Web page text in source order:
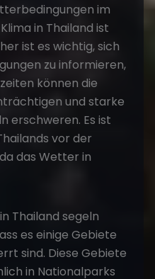
im
in Thailand ist
ist es wichtig, sich
zu informieren,
können die
und starke
erschweren. Es ist
vor der
das Wetter in
Thailand segeln
es einige Gebiete
sind. Diese Gebiete
in Nationalparks